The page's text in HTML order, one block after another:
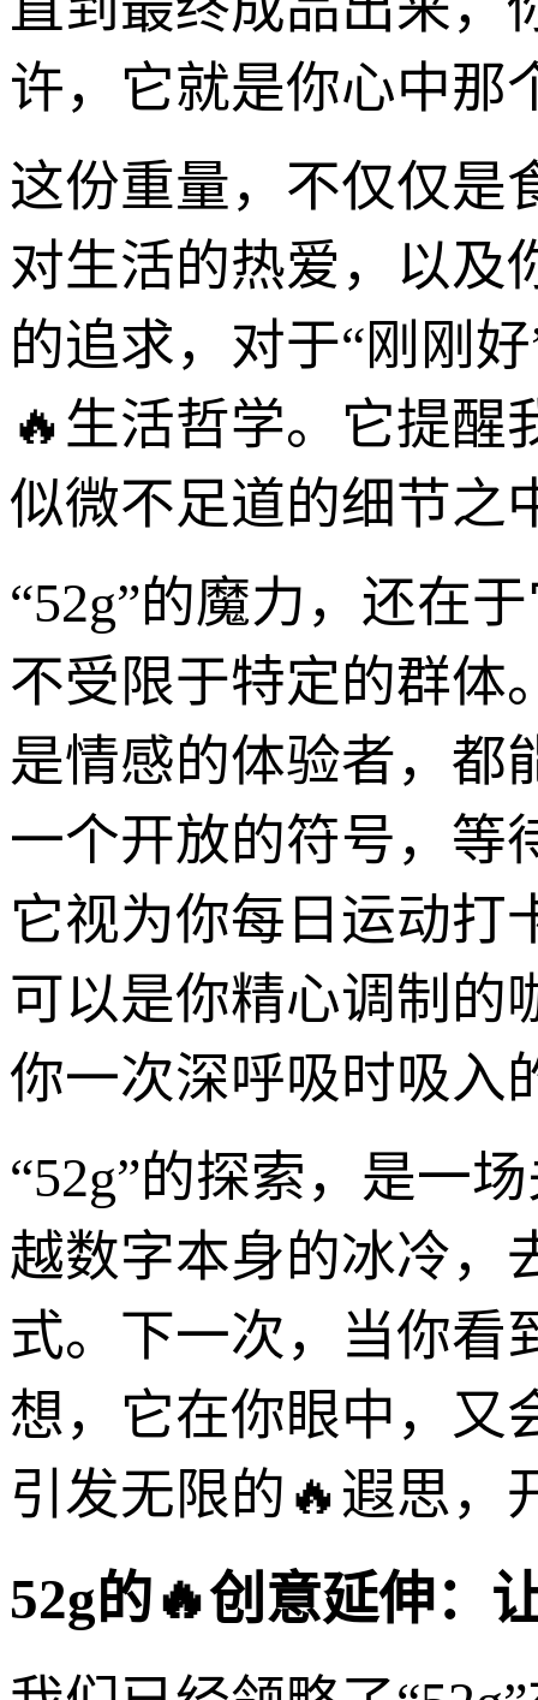
许，它就是你心中那
这份重量，不仅仅是
对生活的热爱，以及
的追求，对于“刚刚
🔥生活哲学。它提醒
似微不足道的细节之
“52g”的魔力，还在
不受限于特定的群体
是情感的体验者，都
一个开放的符号，等
它视为你每日运动打
可以是你精心调制的
你一次深呼吸时吸入
“52g”的探索，是一
越数字本身的冰冷，
式。下一次，当你看
想，它在你眼中，又
引发无限的🔥遐思，
52g的🔥创意延伸：